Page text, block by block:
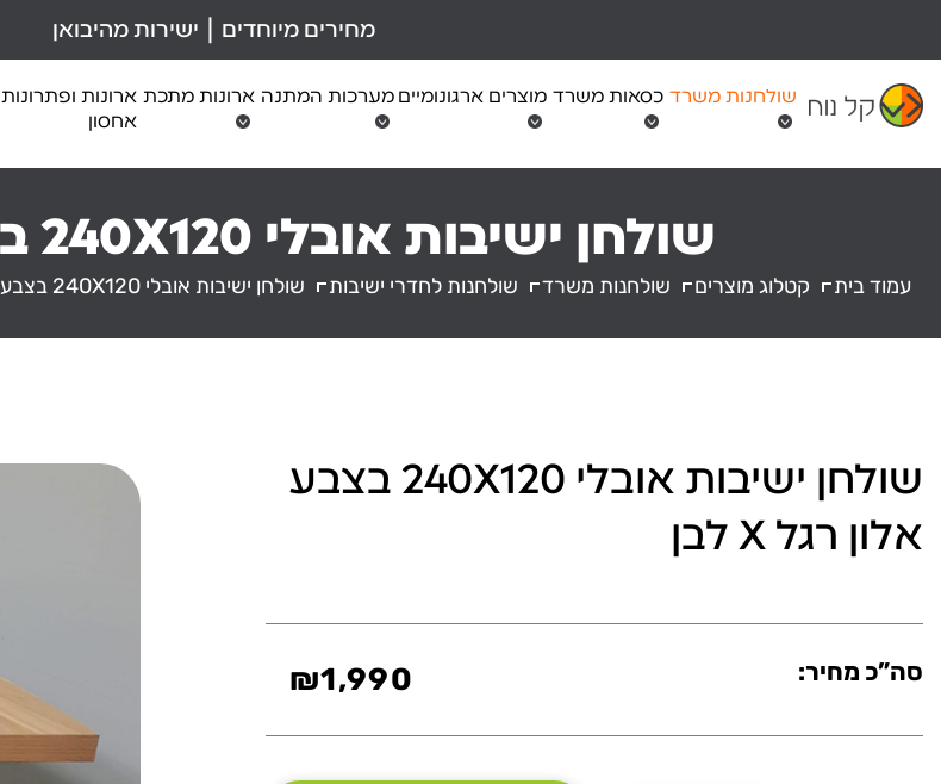
content
מחירים מיוחדים | ישירות מהיבואן
שולחנות משרד כסאות משרד מוצרים ארגונומיים מערכות המתנה ארונות מתכת ארונות ופתרונות
אחסון
שולחן ישיבות אובלי 240X120 בצבע אלון רגל X לבן
עמוד בית קטלוג מוצרים שולחנות משרד שולחנות לחדרי ישיבות שולחן ישיבות אובלי 240X120 בצבע אלון רגל X לבן
שולחן ישיבות אובלי 240X120 בצבע
אלון רגל X לבן
סה”כ מחיר: ₪1,990